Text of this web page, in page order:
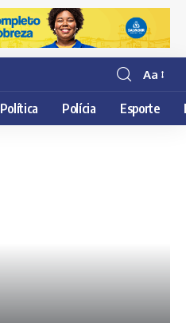
Resisor
de
fonte
Aa
Política Polícia Esporte